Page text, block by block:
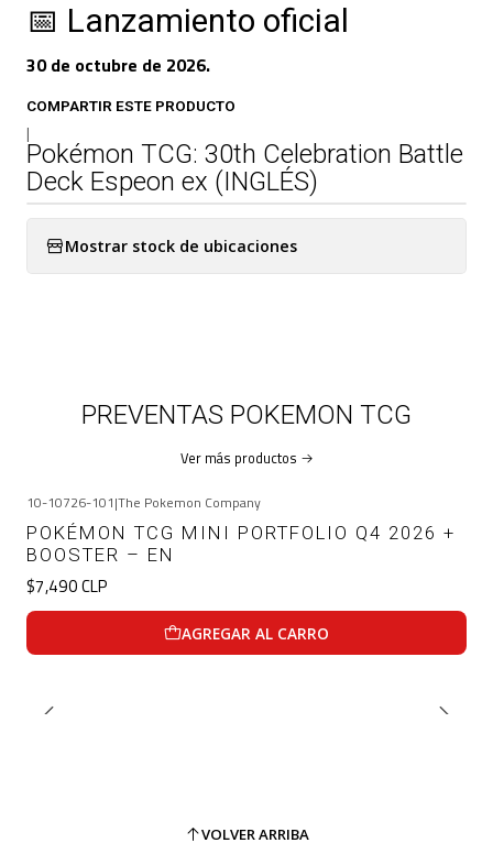
📅 Lanzamiento oficial
30 de octubre de 2026.
COMPARTIR ESTE PRODUCTO
|
Pokémon TCG: 30th Celebration Battle
Deck Espeon ex (INGLÉS)
Mostrar stock de ubicaciones
PREVENTAS POKEMON TCG
Ver más productos
10-10726-101|The Pokemon Company
POKÉMON TCG MINI PORTFOLIO Q4 2026 +
BOOSTER – EN
$7,490 CLP
AGREGAR AL CARRO
VOLVER ARRIBA